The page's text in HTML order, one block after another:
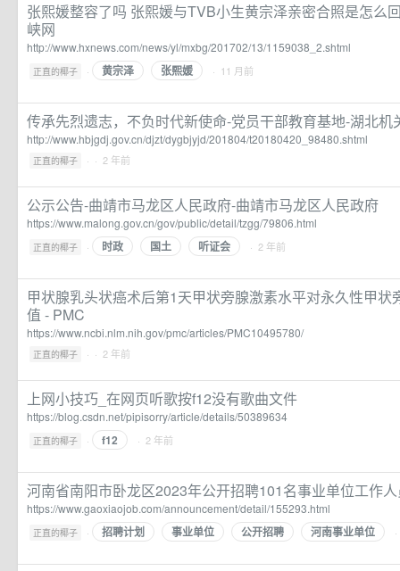
张熙媛整容了吗 张熙媛与TVB小生黄宗泽亲密合照是怎么
峡网
http://www.hxnews.com/news/yl/mxbg/201702/13/1159038_2.shtml
正直的椰子 · 黄宗泽 张熙媛 · 11 月前
传承先烈遗志，不负时代新使命-党员干部教育基地-湖北机
http://www.hbjgdj.gov.cn/djzt/dygbjyjd/201804/t20180420_98480.shtml
正直的椰子 · · 2 年前
公示公告-曲靖市马龙区人民政府-曲靖市马龙区人民政府
https://www.malong.gov.cn/gov/public/detail/tzgg/79806.html
正直的椰子 · 时政 国土 听证会 · 2 年前
甲状腺乳头状癌术后第1天甲状旁腺激素水平对永久性甲状
值 - PMC
https://www.ncbi.nlm.nih.gov/pmc/articles/PMC10495780/
正直的椰子 · · 2 年前
上网小技巧_在网页听歌按f12没有歌曲文件
https://blog.csdn.net/pipisorry/article/details/50389634
正直的椰子 · f12 · 2 年前
河南省南阳市卧龙区2023年公开招聘101名事业单位工作
https://www.gaoxiaojob.com/announcement/detail/155293.html
正直的椰子 · 招聘计划 事业单位 公开招聘 河南事业单位